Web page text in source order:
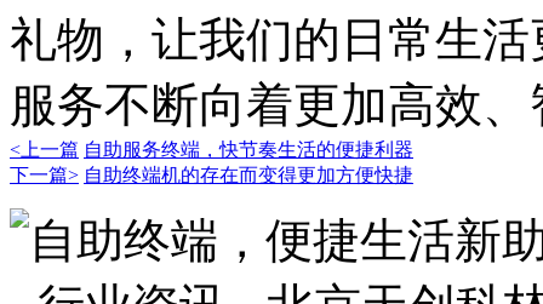
礼物，让我们的日常生
服务不断向着更加高效
<上一篇 自助服务终端，快节奏生活的便捷利器
下一篇> 自助终端机的存在而变得更加方便快捷